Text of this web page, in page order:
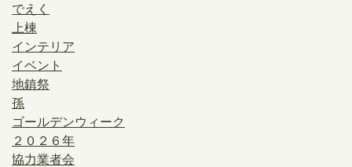
でえく
上棟
インテリア
イベント
地鎮祭
孫
ゴールデンウィーク
２０２６年
協力業者会